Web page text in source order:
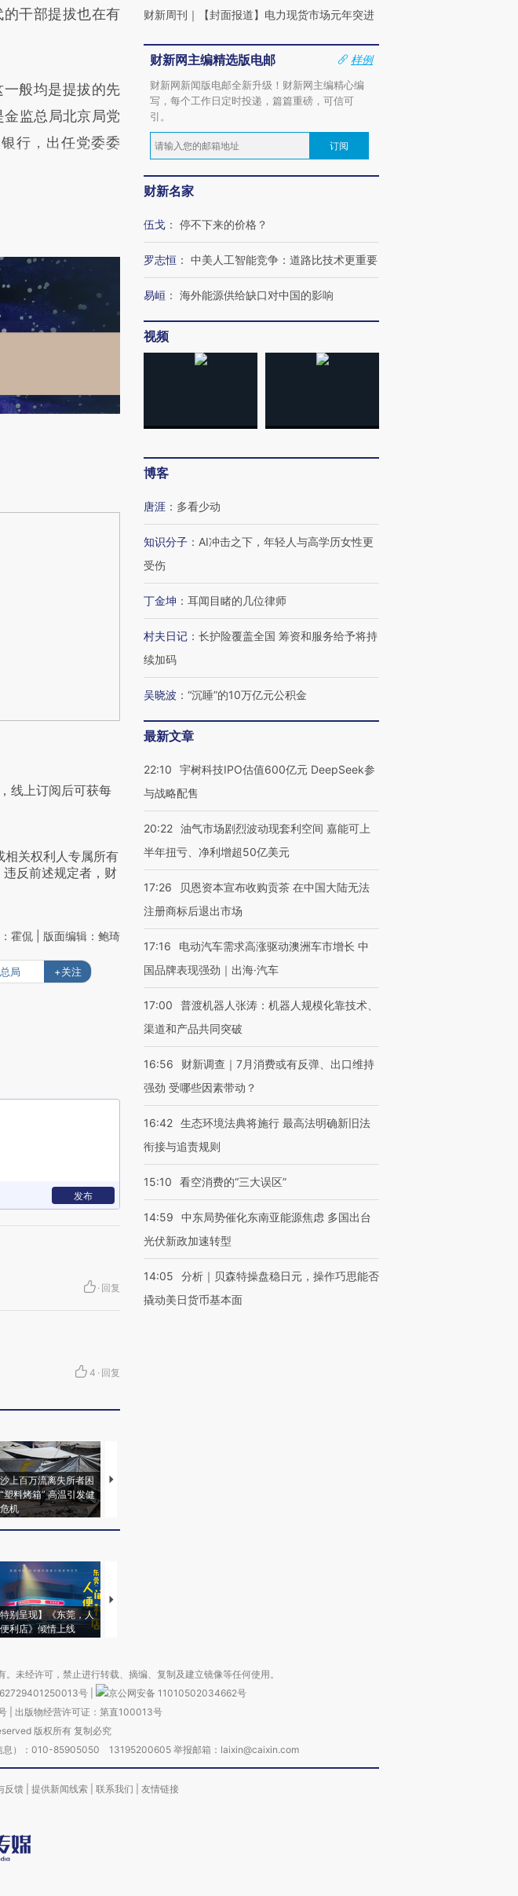
干部提拔也在有
般均是提拔的先
监总局北京局党
行，出任党委委
线上订阅后可获每
关权利人专属所有
反前述规定者，财
霍侃 | 版面编辑：鲍琦
局 +关注
发布
· 回复
4 · 回复
上百万流离失所者困
塑料烤箱” 高温引发健
机
视线｜HYROX的吸金
特别呈现】《东莞，人
利店》倾情上线
【推广】走进第四届链博
财新周刊 ｜ 【封面报道】电力现货市场元年突进
财新网主编精选版电邮
样例
财新网新闻版电邮全新升级！财新网主编精心编
写，每个工作日定时投递，篇篇重磅，可信可
引。
订阅
财新名家
伍戈 ： 停不下来的价格？
罗志恒 ： 中美人工智能竞争：道路比技术更重要
易峘 ： 海外能源供给缺口对中国的影响
视频
博客
唐涯 ： 多看少动
知识分子 ： AI冲击之下，年轻人与高学历女性更
受伤
丁金坤 ： 耳闻目睹的几位律师
村夫日记 ： 长护险覆盖全国 筹资和服务给予将持
续加码
吴晓波 ： “沉睡”的10万亿元公积金
最新文章
22:10
宇树科技IPO估值600亿元 DeepSeek参
与战略配售
20:22 油气市场剧烈波动现套利空间 嘉能可上
半年扭亏、净利增超50亿美元
17:26
贝恩资本宣布收购贡茶 在中国大陆无法
注册商标后退出市场
17:16
电动汽车需求高涨驱动澳洲车市增长 中
国品牌表现强劲｜出海·汽车
17:00
普渡机器人张涛：机器人规模化靠技术、
渠道和产品共同突破
16:56
财新调查｜7月消费或有反弹、出口维持
强劲 受哪些因素带动？
16:42 生态环境法典将施行 最高法明确新旧法
衔接与追责规则
15:10 看空消费的“三大误区”
14:59
中东局势催化东南亚能源焦虑 多国出台
光伏新政加速转型
14:05
分析｜贝森特操盘稳日元，操作巧思能否
撬动美日货币基本面
未经许可，禁止进行转载、摘编、复制及建立镜像等任何使用。
号
京公网安备 11010502034662号
| 出版物经营许可证：第直100013号
版权所有 复制必究
息）：010-85905050 13195200605 举报邮箱：laixin@caixin.com
反馈 提供新闻线索 联系我们 友情链接